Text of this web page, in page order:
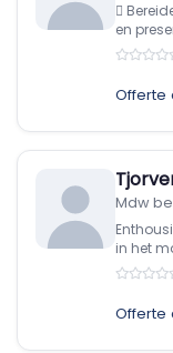

en
Offerte
Mdw
in het
Offerte